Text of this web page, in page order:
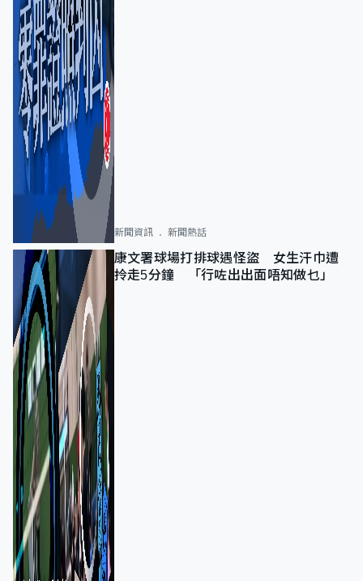
新聞資訊 新聞熱話
康文署球場打排球遇怪盜 女生汗巾遭
拎走5分鐘 「行咗出出面唔知做乜」